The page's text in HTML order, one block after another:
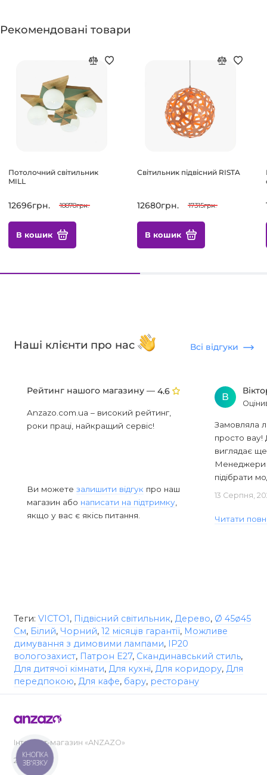
Рекомендовані товари
Потолочний світильник
MILL
12696грн. 18878грн.
В кошик
Світильник підвісний RISTA
12680грн. 17315грн.
В кошик
Наші клієнти про нас Всі відгуки
Рейтинг нашого магазину — 4.6
Anzazo.com.ua – високий рейтинг,
роки праці, найкращий сервіс!
Ви можете залишити відгук про наш
магазин або написати на підтримку
якщо у вас є якісь питання.
В
Замовляла
просто вау!
виглядає
Менеджери
підібрати
13 Серпня,
Читати
Теги: VICTO1, Підвісний світильник, Дерево, Ø 45ø45
См, Білий, Чорний, 12 місяців гарантії, Можливе
димування з димовими лампами, IP20
вологозахист, Патрон E27, Скандинавський стиль,
Для дитячої кімнати, Для кухні, Для коридору, Для
передпокою, Для кафе, бару, ресторану
Інтернет-магазин «ANZAZO»
2019-2026
КНОПКА
ЗВ'ЯЗКУ